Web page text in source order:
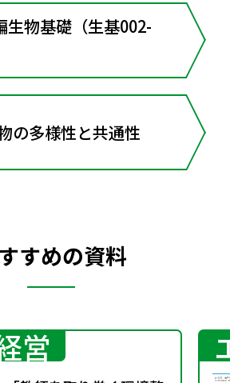
生物基礎（生基002-
の多様性と共通性
すめの資料
営